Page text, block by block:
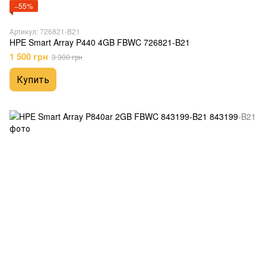
−55%
Артикул: 726821-B21
HPE Smart Array P440 4GB FBWC 726821-B21
1 500 грн 3 300 грн
Купить